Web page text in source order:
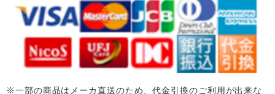
※一部の商品はメーカ直送のため、代金引換のご利用が出来な